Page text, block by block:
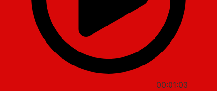
00:01:03